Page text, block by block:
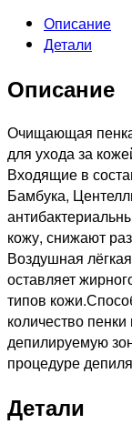
Очищающая
пенка
депиляцией,
Описание
Детали
Описание
Очищающая
для ухода за
Входящие в
Бамбука,
кожу, снижают
Воздушная
оставляет
типов
количество
депилируемую
процедуре
Детали